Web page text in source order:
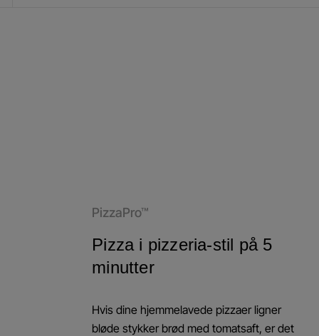
PizzaPro™
Pizza i pizzeria-stil på 5
minutter
Hvis dine hjemmelavede pizzaer ligner
bløde stykker brød med tomatsaft, er det